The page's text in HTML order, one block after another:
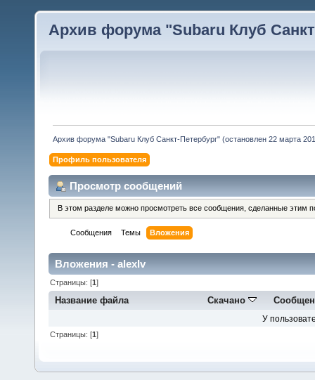
Архив форума "Subaru Клуб
Архив форума "Subaru Клуб Санкт-Петербург" (остановлен 22 марта
Профиль пользователя
Просмотр сообщений
В этом разделе можно просмотреть все сообщения, сделанные этим
Сообщения Темы Вложения
Вложения - alexIv
Страницы: [1]
Название файла Скачано
У
Страницы: [1]